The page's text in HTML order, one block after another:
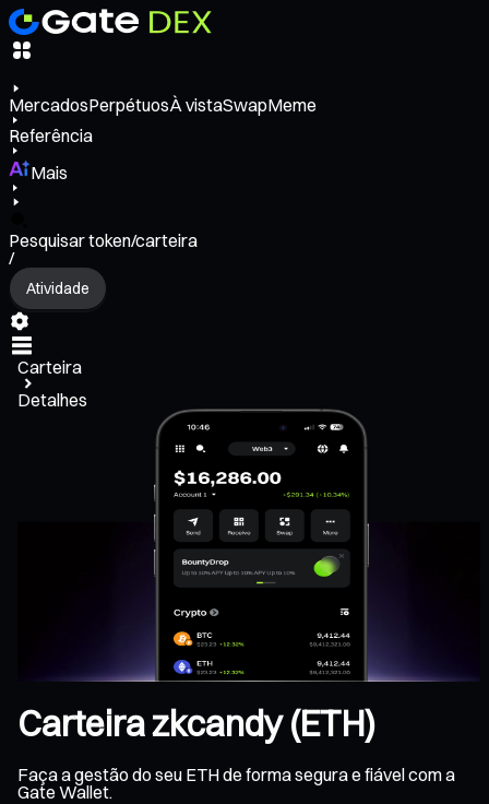
MercadosPerpétuosÀ vistaSwapMeme
Referência
Mais
Pesquisar token/carteira
/
Atividade
Carteira
Detalhes
Carteira zkcandy (ETH)
Faça a gestão do seu ETH de forma segura e fiável com a
Gate Wallet.